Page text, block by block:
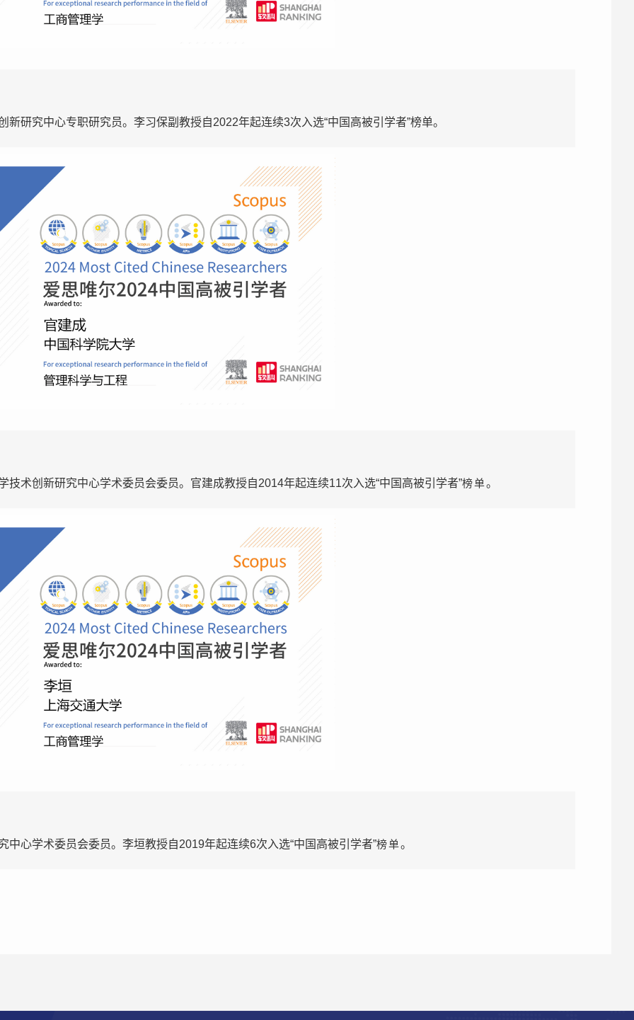
研究中心专职研究员。李习保副教授自2022年起连续3次入选“中国高被引学者”榜单。
术创新研究中心学术委员会委员。官建成教授自2014年起连续11次入选“中国高被引学者”榜单。
心学术委员会委员。李垣教授自2019年起连续6次入选“中国高被引学者”榜单。